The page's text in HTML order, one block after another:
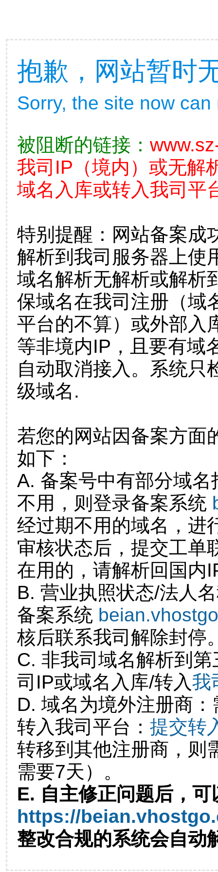
抱歉，网站暂时
Sorry, the site now
被阻断的链接：
我司IP（境内）或无解
域名入库或转入我司平
特别提醒：网站备案成
解析到我司服务器上使
域名解析无解析或解析
保域名在我司注册（域
平台的不算）或外部入
等非境内IP，且要有域
自动取消接入。系统只
级域名.
若您的网站因备案方面
如下：
A. 备案号中有部分域
不用，则登录备案系统
经过期不用的域名，进
审核状态后，提交工单
在用的，请解析回国内
B. 营业执照状态/法人
备案系统
核后联系我司解除封停
C. 非我司域名解析到
司IP或域名入库/转入我
D. 域名为境外注册商
转入我司平台： 提交转
转移到其他注册商，则
需要7天）。
E. 自主修正问题后，可
https://
整改合规的系统会自动